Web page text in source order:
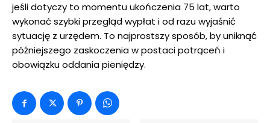
jeśli dotyczy to momentu ukończenia 75 lat, warto
wykonać szybki przegląd wypłat i od razu wyjaśnić
sytuację z urzędem. To najprostszy sposób, by uniknąć
późniejszego zaskoczenia w postaci potrąceń i
obowiązku oddania pieniędzy.